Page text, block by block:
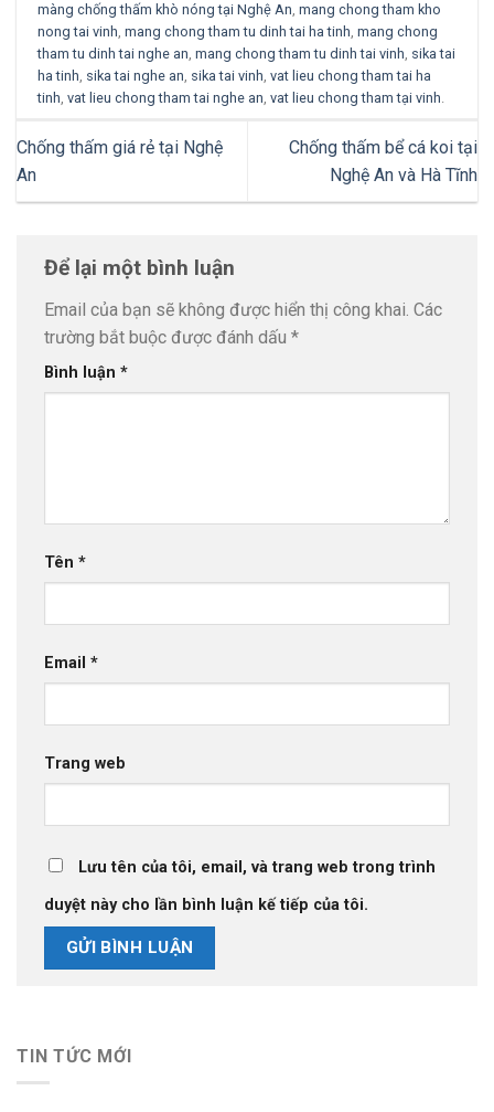
màng chống thấm khò nóng tại Nghệ An,mang chong tham kho
nong tai vinh,mang chong tham tu dinh tai ha tinh,mang chong
tham tu dinh tai nghe an,mang chong tham tu dinh tai vinh, sika tai
ha tinh, sika tai nghe an, sika tai vinh,vat lieu chong tham tai ha
tinh,vat lieu chong tham tai nghe an,vat lieu chong tham tại vinh.
Chống thấm giá rẻ tại Nghệ
An
Chống thấm bể cá koi tại
Nghệ An và Hà Tĩnh
Để lại một bình luận
Email của bạn sẽ không được hiển thị công khai. Các
trường bắt buộc được đánh dấu *
Bình luận *
Tên *
Email *
Trang web
Lưu tên của tôi, email, và trang web trong trình
duyệt này cho lần bình luận kế tiếp của tôi.
TIN TỨC MỚI